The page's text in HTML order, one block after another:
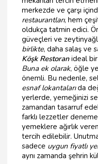
merkezde ve çarşı
restaurantları, hem
oldukça tatmin edici.
güveçleri ve
birlikte, daha salaş ve
Köşk Restoran ideal
Buna ek olarak, öğle
önemli. Bu nedenle,
esnaf lokantalarıda
yerlerde, yemeğinizi
zamandan tasarruf
farklı lezzetler
yemeklere ağırlık veren
tercih edilebilir.
sadece uygun fiyatlı
aynı zamanda şehrin